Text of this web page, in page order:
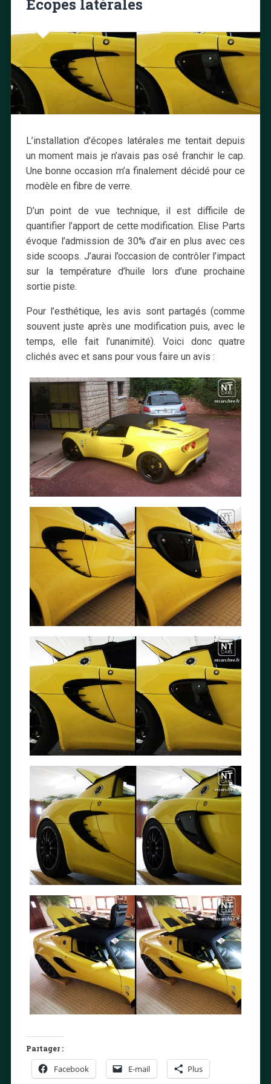
Ecopes latérales
L’installation d’écopes latérales me tentait depuis
un moment mais je n’avais pas osé franchir le cap.
Une bonne occasion m’a finalement décidé pour ce
modèle en fibre de verre.
D’un point de vue technique, il est difficile de
quantifier l’apport de cette modification. Elise Parts
évoque l’admission de 30% d’air en plus avec ces
side scoops. J’aurai l’occasion de contrôler l’impact
sur la température d’huile lors d’une prochaine
sortie piste.
Pour l’esthétique, les avis sont partagés (comme
souvent juste après une modification puis, avec le
temps, elle fait l’unanimité). Voici donc quatre
clichés avec et sans pour vous faire un avis :
Partager :
Facebook E-mail Plus